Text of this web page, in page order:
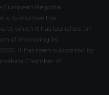
European Regional
is to improve the
to which it has launched an
of improving its
It has been supported by
Chamber of